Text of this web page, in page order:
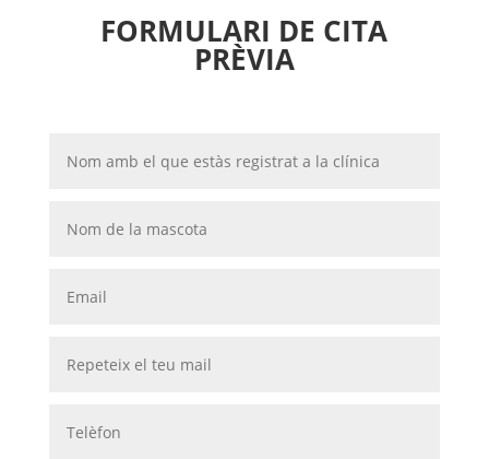
FORMULARI DE CITA
PRÈVIA